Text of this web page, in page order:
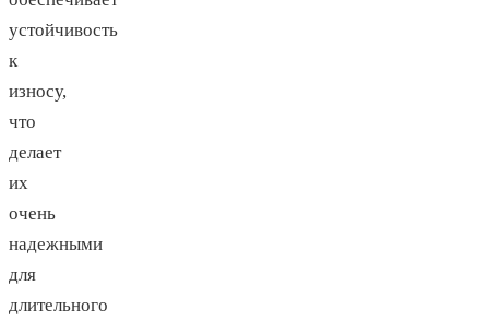
устойчивость
к
износу,
что
делает
их
очень
надежными
для
длительного